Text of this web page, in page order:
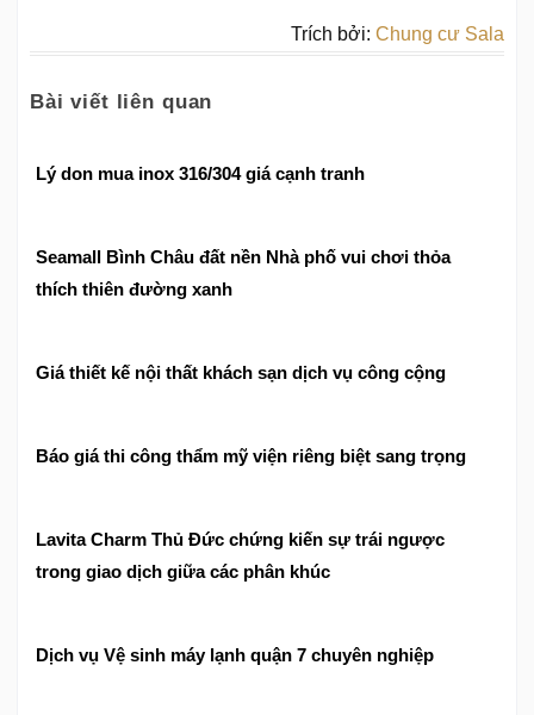
Trích bởi: Chung cư Sala
Bài viết liên quan
Lý don mua inox 316/304 giá cạnh tranh
Seamall Bình Châu đất nền Nhà phố vui chơi thỏa
thích thiên đường xanh
Giá thiết kế nội thất khách sạn dịch vụ công cộng
Báo giá thi công thẩm mỹ viện riêng biệt sang trọng
Lavita Charm Thủ Đức chứng kiến sự trái ngược
trong giao dịch giữa các phân khúc
Dịch vụ Vệ sinh máy lạnh quận 7 chuyên nghiệp